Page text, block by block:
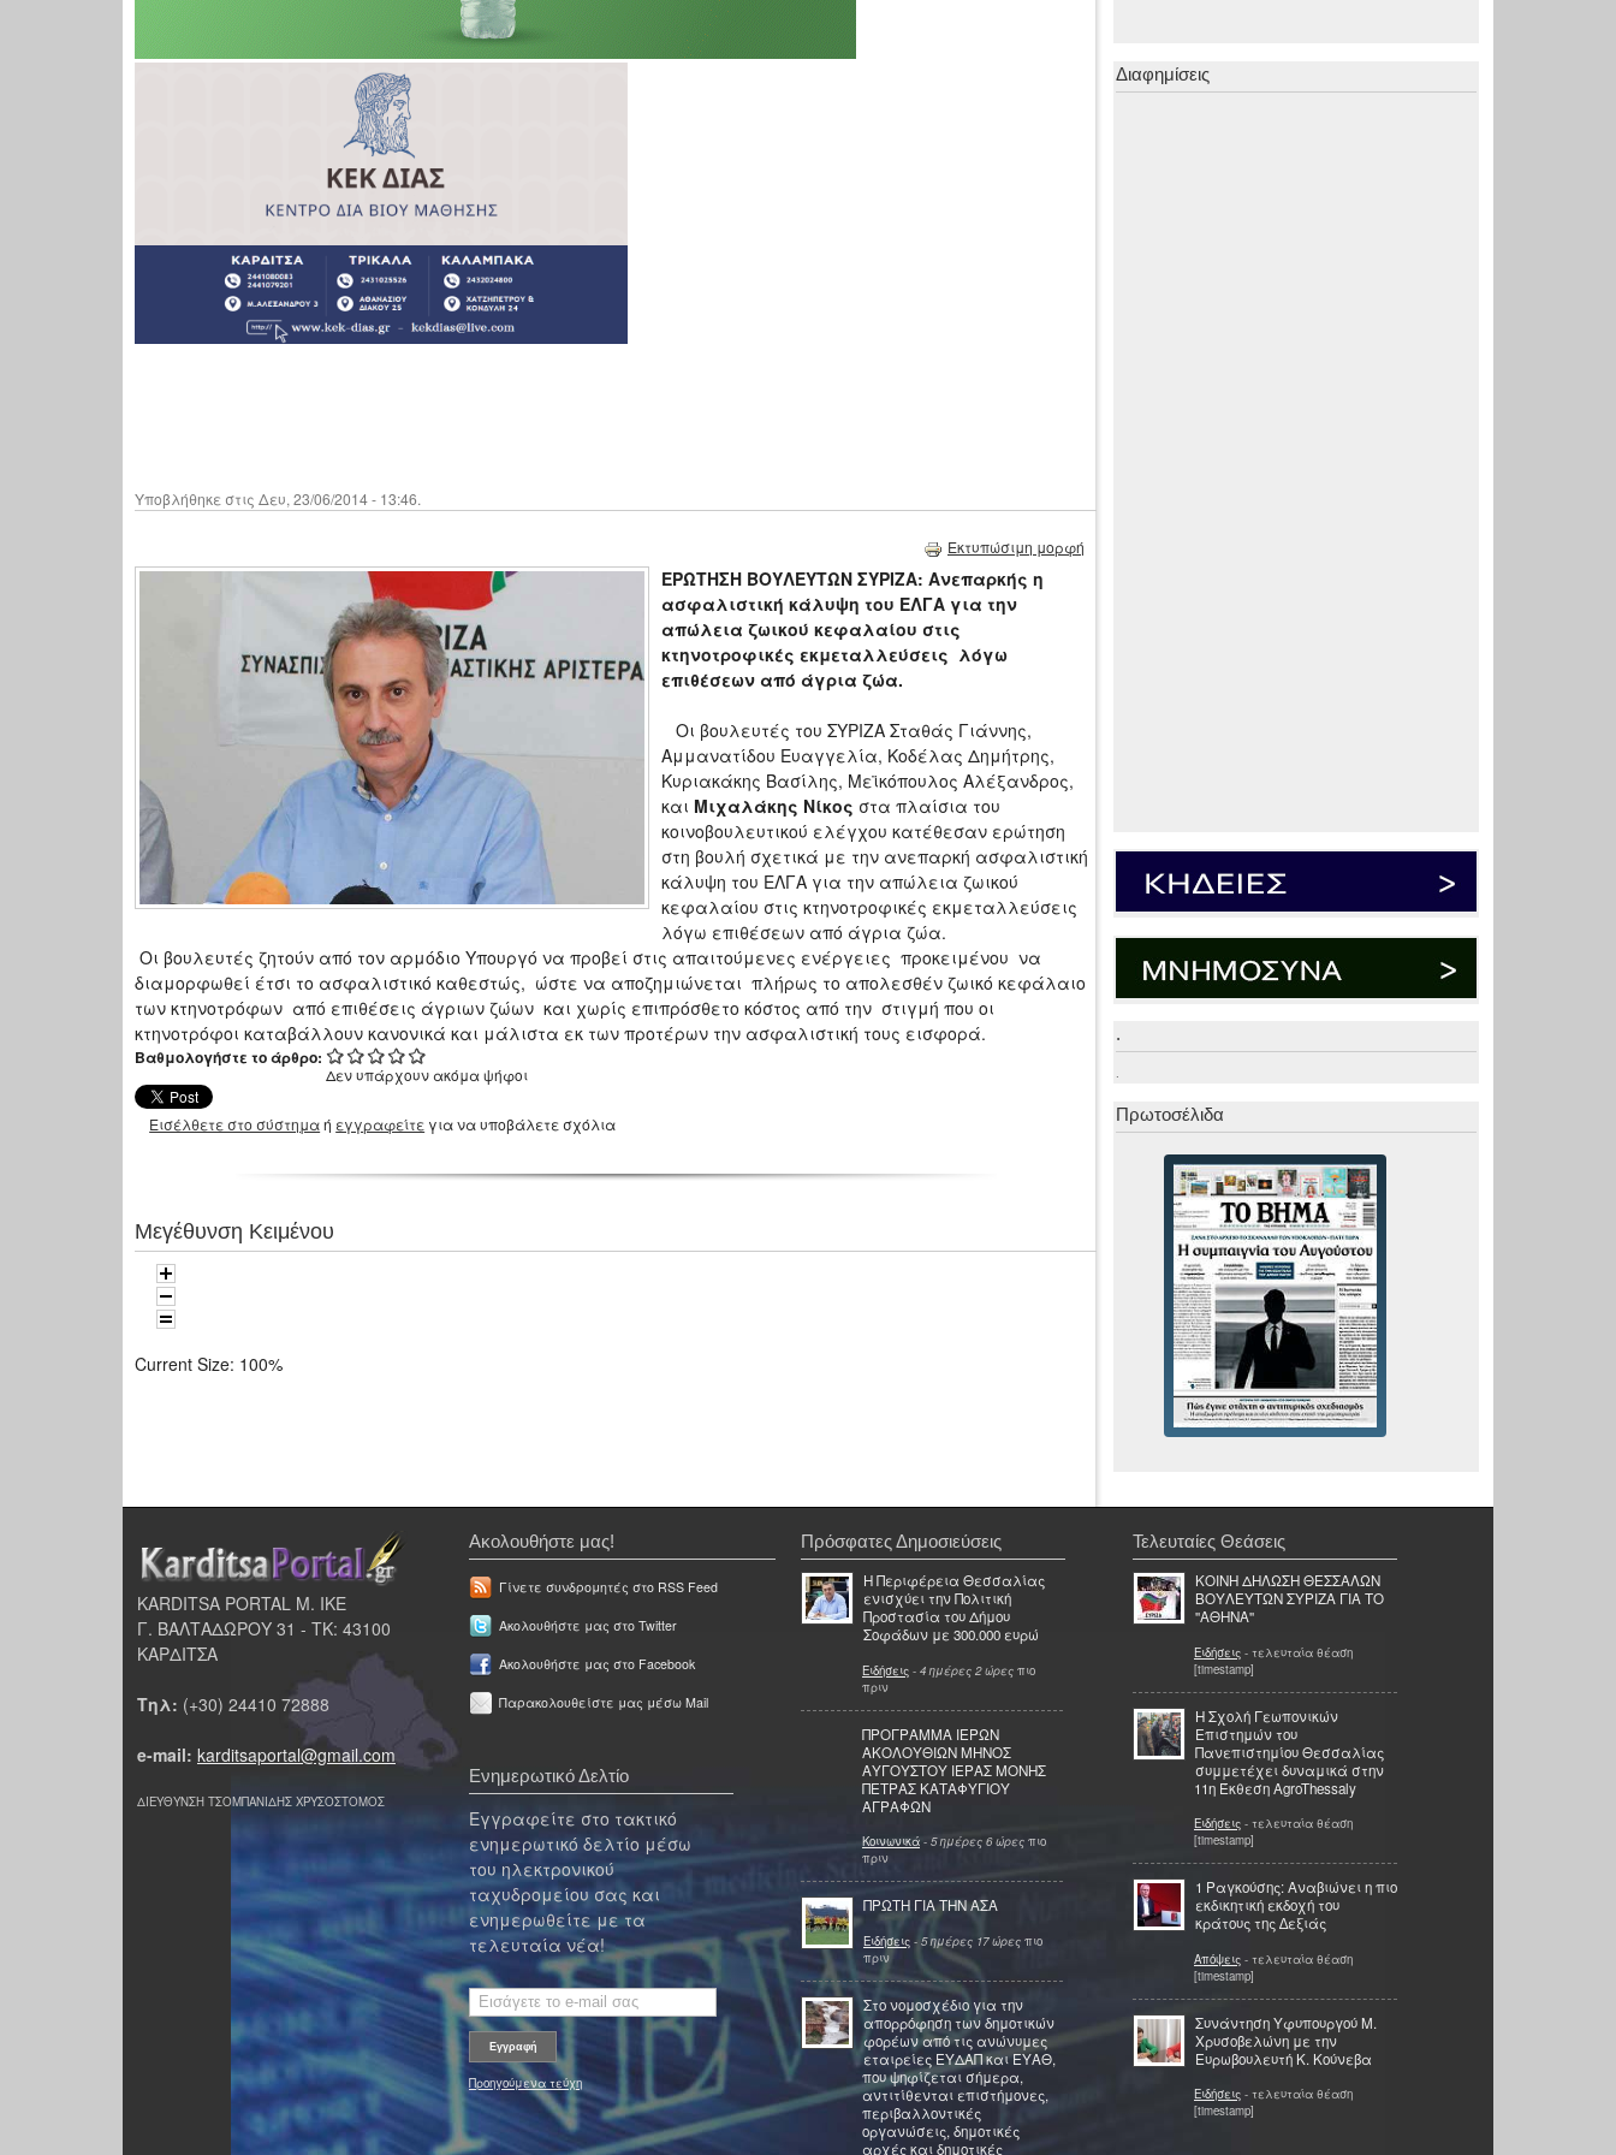
Υποβλήθηκε στις Δευ, 23/06/2014 - 13:46.
Εκτυπώσιμη μορφή
ΕΡΩΤΗΣΗ ΒΟΥΛΕΥΤΩΝ ΣΥΡΙΖΑ: Ανεπαρκής η
ασφαλιστική κάλυψη του ΕΛΓΑ για την
απώλεια ζωικού κεφαλαίου στις
κτηνοτροφικές εκμεταλλεύσεις λόγω
επιθέσεων από άγρια ζώα.
Οι βουλευτές του ΣΥΡΙΖΑ Σταθάς Γιάννης,
Αμμανατίδου Ευαγγελία, Κοδέλας Δημήτρης,
Κυριακάκης Βασίλης, Μεϊκόπουλος Αλέξανδρος,
και Μιχαλάκης Νίκος στα πλαίσια του
κοινοβουλευτικού ελέγχου κατέθεσαν ερώτηση
στη βουλή σχετικά με την ανεπαρκή ασφαλιστική
κάλυψη του ΕΛΓΑ για την απώλεια ζωικού
κεφαλαίου στις κτηνοτροφικές εκμεταλλεύσεις
λόγω επιθέσεων από άγρια ζώα.
Οι βουλευτές ζητούν από τον αρμόδιο Υπουργό να προβεί στις απαιτούμενες ενέργειες προκειμένου να
διαμορφωθεί έτσι το ασφαλιστικό καθεστώς, ώστε να αποζημιώνεται πλήρως το απολεσθέν ζωικό κεφάλαιο
των κτηνοτρόφων από επιθέσεις άγριων ζώων και χωρίς επιπρόσθετο κόστος από την στιγμή που οι
κτηνοτρόφοι καταβάλλουν κανονικά και μάλιστα εκ των προτέρων την ασφαλιστική τους εισφορά.
Βαθμολογήστε το άρθρο:
Δεν υπάρχουν ακόμα ψήφοι
Εισέλθετε στο σύστημαή εγγραφείτε για να υποβάλετε σχόλια
Μεγέθυνση Κειμένου
Current Size: 100%
Διαφημίσεις
.
.
Πρωτοσέλιδα
KARDITSA PORTAL Μ. ΙΚΕ
Γ. ΒΑΛΤΑΔΩΡΟΥ 31 - ΤΚ: 43100
ΚΑΡΔΙΤΣΑ
Τηλ: (+30) 24410 72888
e-mail: karditsaportal@gmail.com
ΔΙΕΥΘΥΝΣΗ ΤΣΟΜΠΑΝΙΔΗΣ ΧΡΥΣΟΣΤΟΜΟΣ
Ακολουθήστε μας!
Γίνετε συνδρομητές στο RSS Feed
Ακολουθήστε μας στο Twitter
Ακολουθήστε μας στο Facebook
Παρακολουθείστε μας μέσω Mail
Ενημερωτικό Δελτίο
Εγγραφείτε στο τακτικό
ενημερωτικό δελτίο μέσω
του ηλεκτρονικού
ταχυδρομείου σας και
ενημερωθείτε με τα
τελευταία νέα!
Προηγούμενα τεύχη
Πρόσφατες Δημοσιεύσεις
Η Περιφέρεια Θεσσαλίας
ενισχύει την Πολιτική
Προστασία του Δήμου
Σοφάδων με 300.000 ευρώ
Ειδήσεις - 4 ημέρες 2 ώρες πιο
πριν
ΠΡΟΓΡΑΜΜΑ ΙΕΡΩΝ
ΑΚΟΛΟΥΘΙΩΝ ΜΗΝΟΣ
ΑΥΓΟΥΣΤΟΥ ΙΕΡΑΣ ΜΟΝΗΣ
ΠΕΤΡΑΣ ΚΑΤΑΦΥΓΙΟΥ
ΑΓΡΑΦΩΝ
Κοινωνικά - 5 ημέρες 6 ώρες πιο
πριν
ΠΡΩΤΗ ΓΙΑ ΤΗΝ ΑΣΑ
Ειδήσεις - 5 ημέρες 17 ώρες πιο
πριν
Στο νομοσχέδιο για την
απορρόφηση των δημοτικών
φορέων από τις ανώνυμες
εταιρείες ΕΥΔΑΠ και ΕΥΑΘ,
που ψηφίζεται σήμερα,
αντιτίθενται επιστήμονες,
περιβαλλοντικές
οργανώσεις, δημοτικές
αρχές και δημοτικές
Τελευταίες Θεάσεις
ΚΟΙΝΗ ΔΗΛΩΣΗ ΘΕΣΣΑΛΩΝ
ΒΟΥΛΕΥΤΩΝ ΣΥΡΙΖΑ ΓΙΑ ΤΟ
''ΑΘΗΝΑ''
Ειδήσεις - τελευταία θέαση
[timestamp]
Η Σχολή Γεωπονικών
Επιστημών του
Πανεπιστημίου Θεσσαλίας
συμμετέχει δυναμικά στην
11η Έκθεση AgroThessaly
Ειδήσεις - τελευταία θέαση
[timestamp]
1 Ραγκούσης: Αναβιώνει η πιο
εκδικητική εκδοχή του
κράτους της ∆εξιάς
Απόψεις - τελευταία θέαση
[timestamp]
Συνάντηση Υφυπουργού Μ.
Χρυσοβελώνη με την
Ευρωβουλευτή Κ. Κούνεβα
Ειδήσεις - τελευταία θέαση
[timestamp]